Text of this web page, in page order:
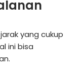
yang cukup
ini bisa